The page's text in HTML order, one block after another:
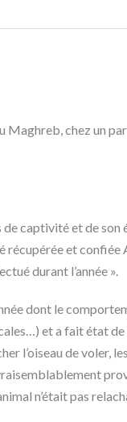
chez un
captivité et de
et confiée
durant l’année ».
dont le
et a fait état de
l’oiseau de voler,
n’était pas